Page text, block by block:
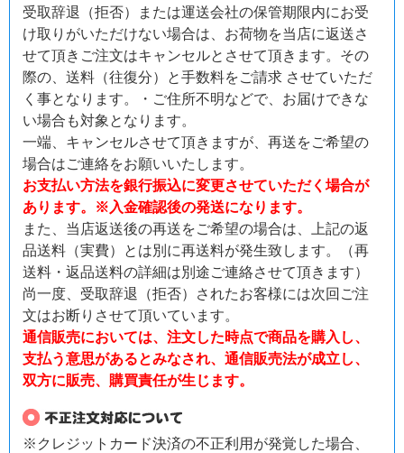
受取辞退（拒否）または運送会社の保管期限内にお受
け取りがいただけない場合は、お荷物を当店に返送さ
せて頂きご注文はキャンセルとさせて頂きます。その
際の、送料（往復分）と手数料をご請求 させていただ
く事となります。・ご住所不明などで、お届けできな
い場合も対象となります。
一端、キャンセルさせて頂きますが、再送をご希望の
場合はご連絡をお願いいたします。
お支払い方法を銀行振込に変更させていただく場合が
あります。※入金確認後の発送になります。
また、当店返送後の再送をご希望の場合は、上記の返
品送料（実費）とは別に再送料が発生致します。（再
送料・返品送料の詳細は別途ご連絡させて頂きます）
尚一度、受取辞退（拒否）されたお客様には次回ご注
文はお断りさせて頂いています。
通信販売においては、注文した時点で商品を購入し、
支払う意思があるとみなされ、通信販売法が成立し、
双方に販売、購買責任が生じます。
※クレジットカード決済の不正利用が発覚した場合、